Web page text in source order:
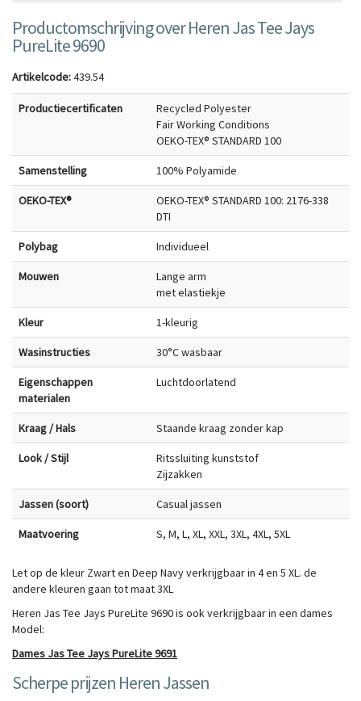
Productomschrijving over Heren Jas Tee Jays
PureLite 9690
Artikelcode:439.54
Productiecertificaten
Recycled Polyester
Fair Working Conditions
OEKO-TEX® STANDARD 100
Samenstelling 100% Polyamide
OEKO-TEX®
OEKO-TEX® STANDARD 100: 2176-338
DTI
Polybag Individueel
Mouwen
Lange arm
met elastiekje
Kleur 1-kleurig
Wasinstructies 30°C wasbaar
Eigenschappen
materialen
Luchtdoorlatend
Kraag / Hals Staande kraag zonder kap
Look / Stijl
Ritssluiting kunststof
Zijzakken
Jassen (soort) Casual jassen
Maatvoering S, M, L, XL, XXL, 3XL, 4XL, 5XL
Let op de kleur Zwart en Deep Navy verkrijgbaar in 4 en 5 XL. de
andere kleuren gaan tot maat 3XL
Heren Jas Tee Jays PureLite 9690 is ook verkrijgbaar in een dames
Model:
Dames Jas Tee Jays PureLite 9691
Scherpe prijzen Heren Jassen